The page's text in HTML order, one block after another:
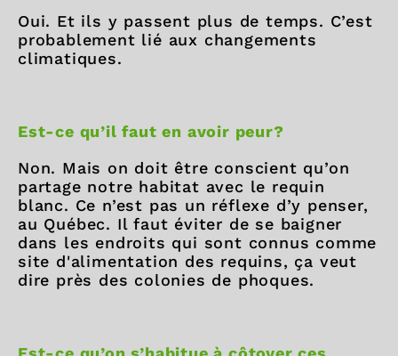
Oui. Et ils y passent plus de temps. C’est
probablement lié aux changements
climatiques.
Est-ce qu’il faut en avoir peur?
Non. Mais on doit être conscient qu’on
partage notre habitat avec le requin
blanc. Ce n’est pas un réflexe d’y penser,
au Québec. Il faut éviter de se baigner
dans les endroits qui sont connus comme
site d'alimentation des requins, ça veut
dire près des colonies de phoques.